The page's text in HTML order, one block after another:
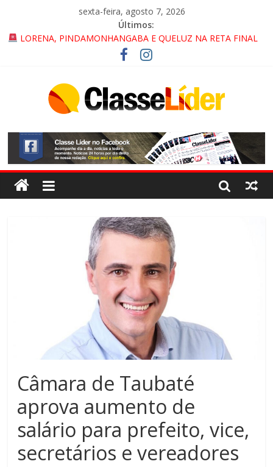
sexta-feira, agosto 7, 2026
Últimos:
LORENA, PINDAMONHANGABA E QUELUZ NA RETA FINAL
PELA FÁBRICA DA COCA-COLA!
CRUZEIRO VIRA CENÁRIO DE FILME NACIONAL COM ESTREIA
“HÁ PRESENÇA DO COMANDO VERMELHO NO VALE”, AFIRMA
ACESSO À APARECIDA NA DUTRA SERÁ BLOQUEADO NO FIM
DE SEMANA; MOTORISTAS DEVEM USAR ROTAS
ALTERNATIVAS
Câmara de Taubaté
aprova aumento de
salário para prefeito, vice,
secretários e vereadores